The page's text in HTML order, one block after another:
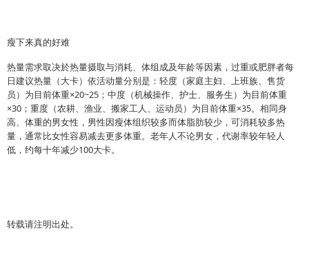
瘦下来真的好难
热量需求取决於热量摄取与消耗、体组成及年龄等因素，过重或肥胖者每
日建议热量（大卡）依活动量分别是：轻度（家庭主妇、上班族、售货
员）为目前体重×20~25；中度（机械操作、护士、服务生）为目前体重
×30；重度（农耕、渔业、搬家工人、运动员）为目前体重×35。相同身
高、体重的男女性，男性因瘦体组织较多而体脂肪较少，可消耗较多热
量，通常比女性容易减去更多体重。老年人不论男女，代谢率较年轻人
低，约每十年减少100大卡。
转载请注明出处。